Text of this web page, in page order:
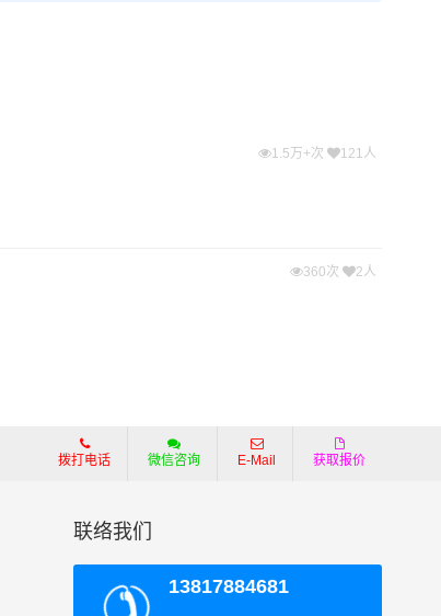
1.5万+次 121人
360次 2人
拨打电话 微信咨询 E-Mail 获取报价
联络我们
13817884681